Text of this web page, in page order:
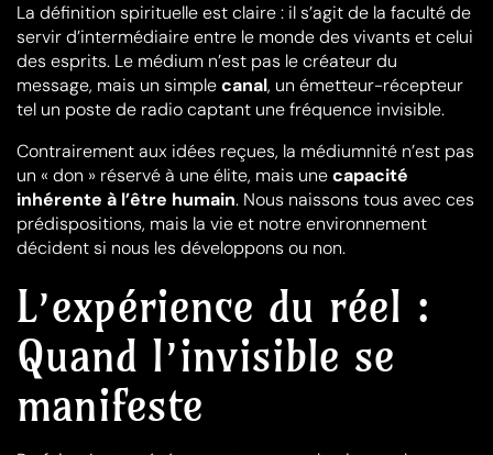
La définition spirituelle est claire : il s’agit de la faculté de
servir d’intermédiaire entre le monde des vivants et celui
des esprits. Le médium n’est pas le créateur du
message, mais un simplecanal, un émetteur-récepteur
tel un poste de radio captant une fréquence invisible.
Contrairement aux idées reçues, la médiumnité n’est pas
un « don » réservé à une élite, mais unecapacité
inhérente à l’être humain. Nous naissons tous avec ces
prédispositions, mais la vie et notre environnement
décident si nous les développons ou non.
L’expérience du réel :
Quand l’invisible se
manifeste